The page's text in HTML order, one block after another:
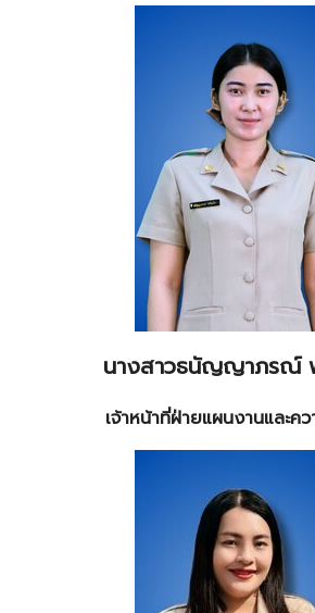
นางสาวธนัญญาภรณ์
เจ้าหน้าที่ฝ่ายแผนงานและค